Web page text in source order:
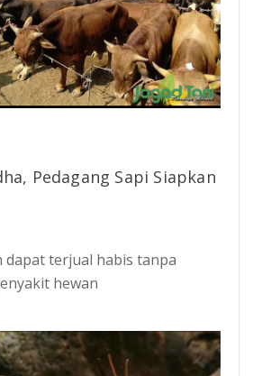
Pedagang Sapi Siapkan
dapat terjual habis tanpa
hewan